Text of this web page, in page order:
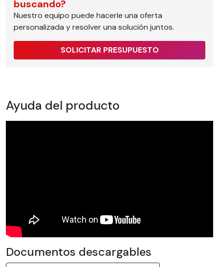
buscando?
Nuestro equipo puede hacerle una oferta
personalizada y resolver una solución juntos.
SOLICITAR PRESUPUESTO
Ayuda del producto
Documentos descargables